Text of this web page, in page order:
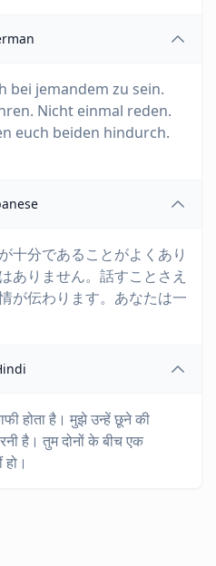
bei jemandem zu sein.
Nicht einmal reden.
euch beiden hindurch.
十分であることがよくあり
ありません。話すことさえ
が伝わります。あなたは一
होता है। मुझे उन्हें छूने की
है। तुम दोनों के बीच एक